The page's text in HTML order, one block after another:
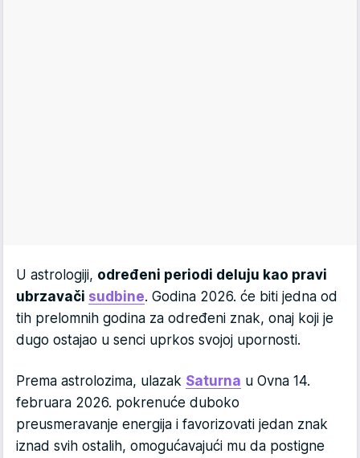
U astrologiji, određeni periodi deluju kao pravi
ubrzavači sudbine. Godina 2026. će biti jedna od
tih prelomnih godina za određeni znak, onaj koji je
dugo ostajao u senci uprkos svojoj upornosti.
Prema astrolozima, ulazak Saturna u Ovna 14.
februara 2026. pokrenuće duboko
preusmeravanje energija i favorizovati jedan znak
iznad svih ostalih, omogućavajući mu da postigne